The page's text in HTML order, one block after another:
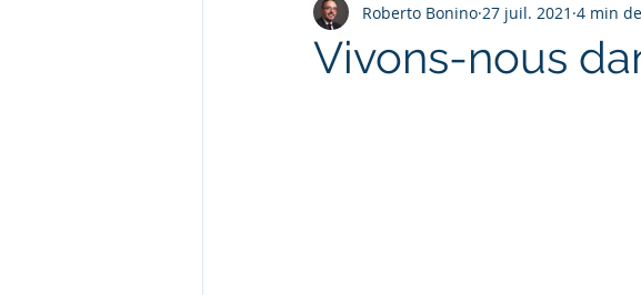
Vivons-nous
Roberto Bonino 27 juil. 2021 4 min